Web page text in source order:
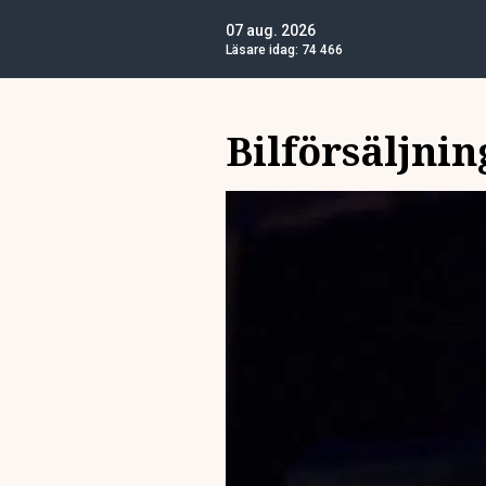
07 aug. 2026
Läsare idag: 74 466